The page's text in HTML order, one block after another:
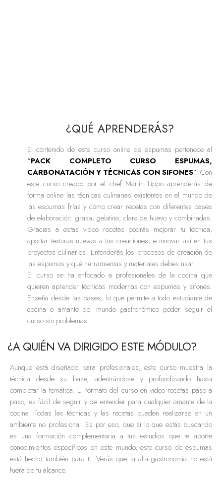
¿QUÉ APRENDERÁS?
El contenido de este curso online de espumas pertenece al
“PACK COMPLETO CURSO ESPUMAS,
CARBONATACIÓN Y TÉCNICAS CON SIFONES”. Con
este curso creado por el chef Martin Lippo aprenderás de
forma online las técnicas culinarias existentes en el mundo de
las espumas frías y cómo crear recetas con diferentes bases
de elaboración: grasa, gelatina, clara de huevo y combinadas.
Gracias a estas video recetas podrás mejorar tu técnica,
aportar texturas nuevas a tus creaciones, e innovar así en tus
proyectos culinarios. Entenderás los procesos de creación de
las espumas y qué herramientas y materiales debes usar.
El curso se ha enfocado a profesionales de la cocina que
quieren aprender técnicas modernas con espumas y sifones.
Enseña desde las bases, lo que permite a todo estudiante de
cocina o amante del mundo gastronómico poder seguir el
curso sin problemas.
¿A QUIÉN VA DIRIGIDO ESTE MÓDULO?
Aunque está diseñado para profesionales, este curso muestra la
técnica desde su base, adentrándose y profundizando hasta
completar la temática. El formato del curso en video recetas paso a
paso, es fácil de seguir y de entender para cualquier amante de la
cocina. Todas las técnicas y las recetas pueden realizarse en un
ambiente no profesional. Es por eso, que si lo que estás buscando
es una formación complementaria a tus estudios que te aporte
conocimientos específicos en este mundo, este curso de espumas
está hecho también para ti. Verás que la alta gastronomía no está
fuera de tu alcance.